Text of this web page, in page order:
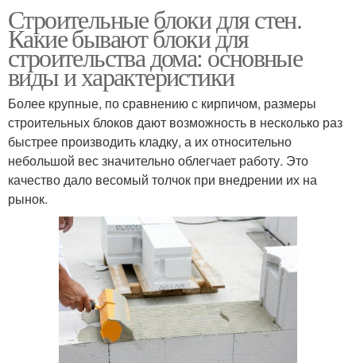
Строительные блоки для стен.
Какие бывают блоки для
строительства дома: основные
виды и характеристики
Более крупные, по сравнению с кирпичом, размеры
строительных блоков дают возможность в несколько раз
быстрее производить кладку, а их относительно
небольшой вес значительно облегчает работу. Это
качество дало весомый толчок при внедрении их на
рынок.